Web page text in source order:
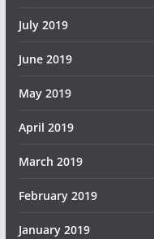
July 2019
June 2019
May 2019
April 2019
March 2019
February 2019
January 2019